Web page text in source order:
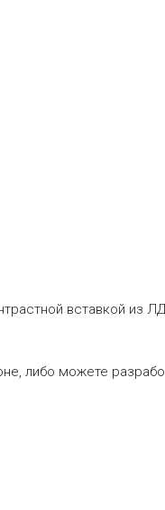
вставкой из
либо можете